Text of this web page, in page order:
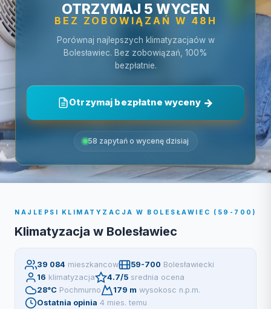
OTRZYMAJ 5 WYCEN
BEZ ZOBOWIĄZAŃ W 48H
Porównaj najlepszych klimatyzacjaów w
Bolesławiec. Bez zobowiązań, 100%
bezpłatnie.
Otrzymaj bezpłatne wyceny
58 zapytań o wycenę dzisiaj
NAJLEPSI KLIMATYZACJA W BOLESŁAWIEC (59-700)
Klimatyzacja w Bolesławiec
39 084 mieszkancow 59-700 Bolesławiecki
16 klimatyzacja 4.7/5 srednia ocena
28°C Pochmurno 179 m wysokosc n.p.m.
Ostatnia opinia 4 mies. temu